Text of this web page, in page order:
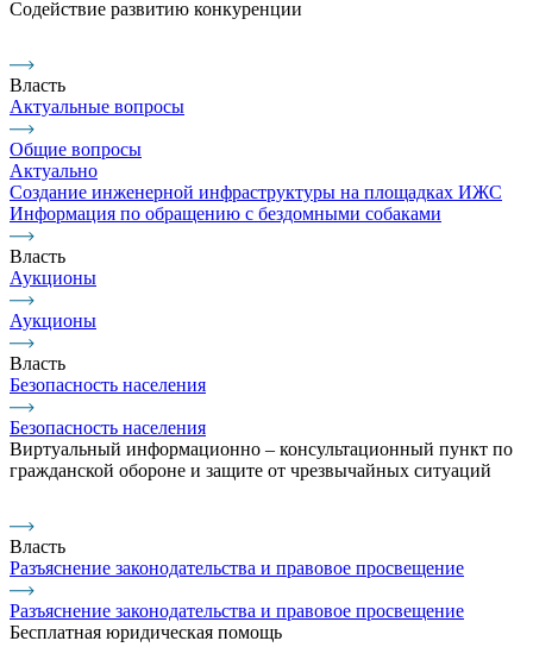
Содействие развитию конкуренции
Власть
Актуальные вопросы
Общие вопросы
Актуально
Создание инженерной инфраструктуры на площадках ИЖС
Информация по обращению с бездомными собаками
Власть
Аукционы
Аукционы
Власть
Безопасность населения
Безопасность населения
Виртуальный информационно – консультационный пункт по
гражданской обороне и защите от чрезвычайных ситуаций
Власть
Разъяснение законодательства и правовое просвещение
Разъяснение законодательства и правовое просвещение
Бесплатная юридическая помощь